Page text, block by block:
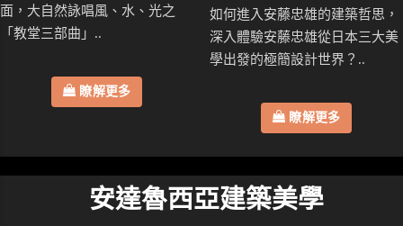
面，大自然詠唱風、水、光之
「教堂三部曲」..
瞭解更多
如何進入安藤忠雄的建築哲思，
深入體驗安藤忠雄從日本三大美
學出發的極簡設計世界？..
瞭解更多
安達魯西亞建築美學